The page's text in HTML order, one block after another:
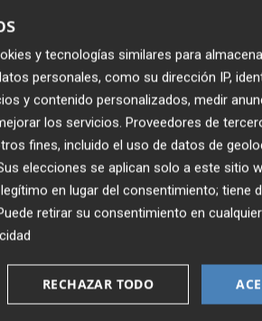
del sector conozcan sus
sus límites: “Los trabajadores y las
son las medidas de
ya un paso muy importante”,
de unaguía para crear una
Font Bisier. El primer
medidas prácticas para que la
producción, distribución y
qué tener en cuenta en rodajes,
y tecnologías similares para
personales, como su dirección IP,
y contenido personalizados, medir
los servicios. Proveedores de
fines, incluido el uso de datos de
elecciones se aplican solo a este sitio
en lugar del consentimiento; tiene
retirar su consentimiento en
RECHAZAR TODO